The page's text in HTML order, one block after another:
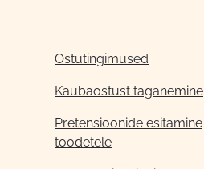
Ostutingimused
Kaubaostust taganemine
Pretensioonide esitamine
toodetele